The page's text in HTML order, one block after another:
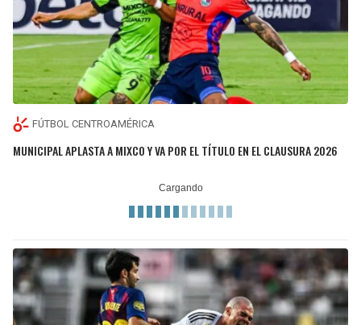
FÚTBOL CENTROAMÉRICA
MUNICIPAL APLASTA A MIXCO Y VA POR EL TÍTULO EN EL CLAUSURA 2026